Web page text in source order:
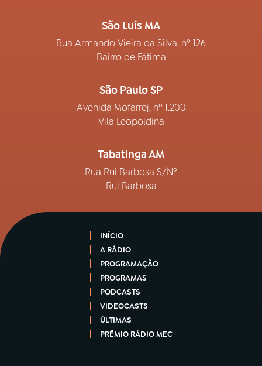
São Luís MA
Rua Armando Vieira da Silva, nº 126
Bairro de Fátima
São Paulo SP
Avenida Mofarrej, nº 1.200
Vila Leopoldina
Tabatinga AM
Rua Rui Barbosa S/Nº
Rui Barbosa
INÍCIO
A RÁDIO
PROGRAMAÇÃO
PROGRAMAS
PODCASTS
VIDEOCASTS
ÚLTIMAS
PRÊMIO RÁDIO MEC